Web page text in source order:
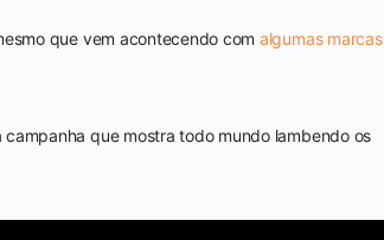
que vem acontecendo com algumas marcas
que mostra todo mundo lambendo os